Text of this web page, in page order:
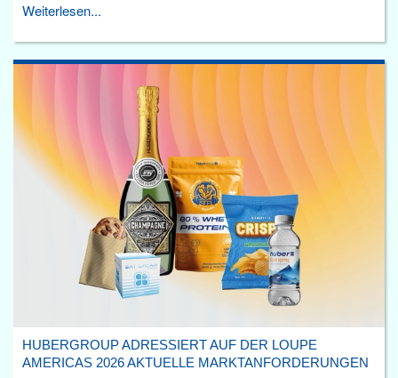
Weiterlesen...
HUBERGROUP ADRESSIERT AUF DER LOUPE
AMERICAS 2026 AKTUELLE MARKTANFORDERUNGEN